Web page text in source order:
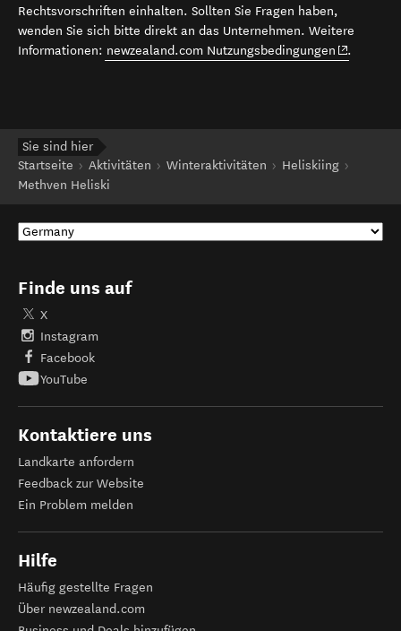
Rechtsvorschriften einhalten. Sollten Sie Fragen haben,
wenden Sie sich bitte direkt an das Unternehmen. Weitere
Informationen: newzealand.com Nutzungsbedingungen (opens in
.
Sie sind hier
Startseite
Aktivitäten Winteraktivitäten
Heliskiing
Methven Heliski
Finde uns auf
X
Instagram
Facebook
YouTube
Kontaktiere uns
Landkarte anfordern
Feedback zur Website
Ein Problem melden
Hilfe
Häufig gestellte Fragen
Über newzealand.com